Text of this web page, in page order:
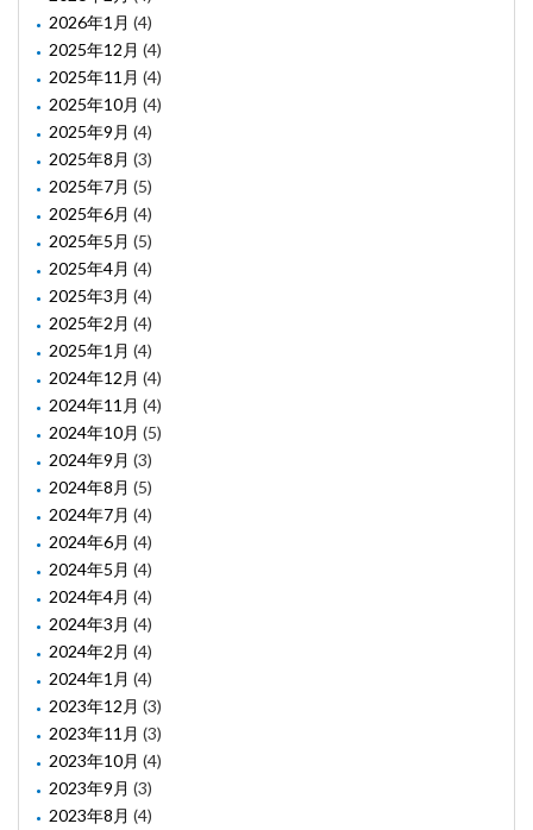
2026年1月 (4)
2025年12月 (4)
2025年11月 (4)
2025年10月 (4)
2025年9月 (4)
2025年8月 (3)
2025年7月 (5)
2025年6月 (4)
2025年5月 (5)
2025年4月 (4)
2025年3月 (4)
2025年2月 (4)
2025年1月 (4)
2024年12月 (4)
2024年11月 (4)
2024年10月 (5)
2024年9月 (3)
2024年8月 (5)
2024年7月 (4)
2024年6月 (4)
2024年5月 (4)
2024年4月 (4)
2024年3月 (4)
2024年2月 (4)
2024年1月 (4)
2023年12月 (3)
2023年11月 (3)
2023年10月 (4)
2023年9月 (3)
2023年8月 (4)